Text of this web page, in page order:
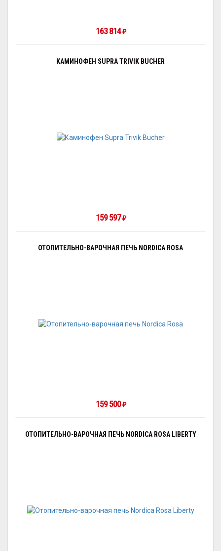
163 814₽
КАМИНОФЕН SUPRA TRIVIK BUCHER
159 597₽
ОТОПИТЕЛЬНО-ВАРОЧНАЯ ПЕЧЬ NORDICA ROSA
159 500₽
ОТОПИТЕЛЬНО-ВАРОЧНАЯ ПЕЧЬ NORDICA ROSA LIBERTY